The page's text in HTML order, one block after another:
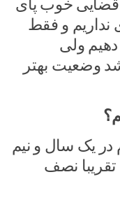
خوب پای
نداریم و فقط
دهیم ولی
وضعیت بهتر
یک سال و نیم
تقریبا نصف